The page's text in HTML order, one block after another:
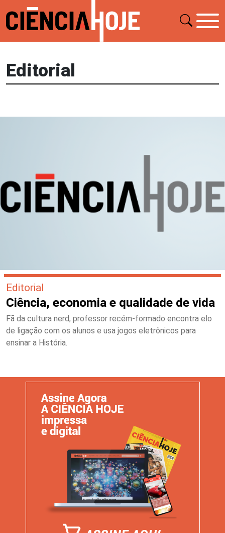
Editorial
Editorial
Ciência, economia e qualidade de vida
Fã da cultura nerd, professor recém-formado encontra elo
de ligação com os alunos e usa jogos eletrônicos para
ensinar a História.